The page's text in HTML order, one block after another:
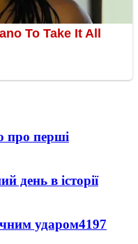
про перші
день в історії
ударом4197